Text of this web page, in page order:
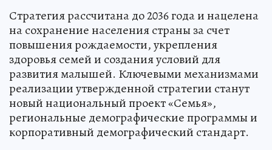
Стратегия рассчитана до 2036 года и нацелена
на сохранение населения страны за счет
повышения рождаемости, укрепления
здоровья семей и создания условий для
развития малышей. Ключевыми механизмами
реализации утвержденной стратегии станут
новый национальный проект «Семья»,
региональные демографические программы и
корпоративный демографический стандарт.